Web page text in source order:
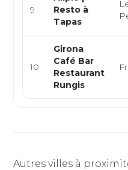
9
Resto à
Tapas
10
Girona
Café Bar
Restaurant
Rungis
Autres villes à